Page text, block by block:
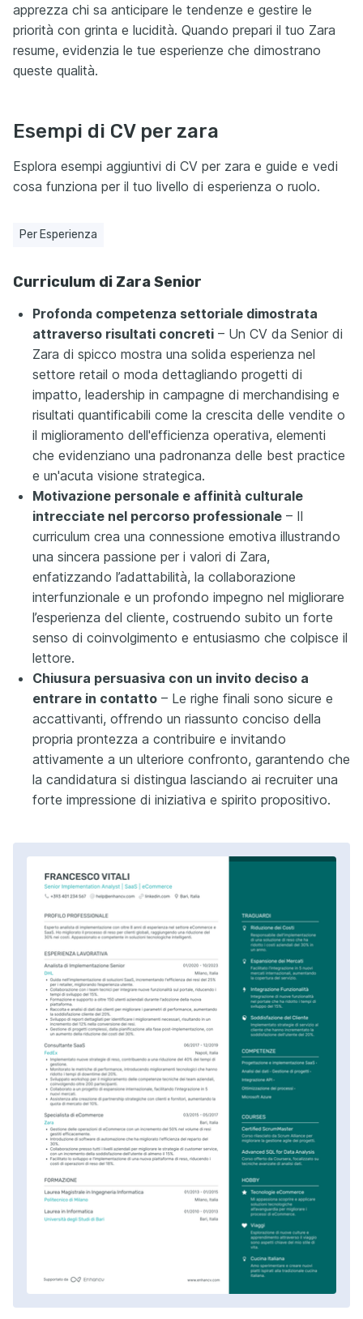
apprezza chi sa anticipare le tendenze e gestire le
priorità con grinta e lucidità. Quando prepari il tuo Zara
resume, evidenzia le tue esperienze che dimostrano
queste qualità.
Esempi di CV per zara
Esplora esempi aggiuntivi di CV per zara e guide e vedi
cosa funziona per il tuo livello di esperienza o ruolo.
Per Esperienza
Curriculum di Zara Senior
Profonda competenza settoriale dimostrata
attraverso risultati concreti – Un CV da Senior di
Zara di spicco mostra una solida esperienza nel
settore retail o moda dettagliando progetti di
impatto, leadership in campagne di merchandising e
risultati quantificabili come la crescita delle vendite o
il miglioramento dell'efficienza operativa, elementi
che evidenziano una padronanza delle best practice
e un'acuta visione strategica.
Motivazione personale e affinità culturale
intrecciate nel percorso professionale – Il
curriculum crea una connessione emotiva illustrando
una sincera passione per i valori di Zara,
enfatizzando l’adattabilità, la collaborazione
interfunzionale e un profondo impegno nel migliorare
l’esperienza del cliente, costruendo subito un forte
senso di coinvolgimento e entusiasmo che colpisce il
lettore.
Chiusura persuasiva con un invito deciso a
entrare in contatto – Le righe finali sono sicure e
accattivanti, offrendo un riassunto conciso della
propria prontezza a contribuire e invitando
attivamente a un ulteriore confronto, garantendo che
la candidatura si distingua lasciando ai recruiter una
forte impressione di iniziativa e spirito propositivo.